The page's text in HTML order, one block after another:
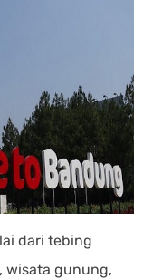
dari tebing
wisata gunung,